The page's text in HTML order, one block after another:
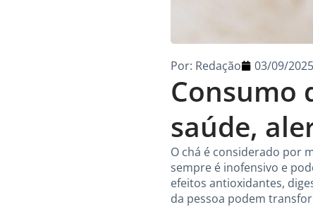
Consumo
saúde,
Por: Redação 03/09/2025
O chá é considerado por
sempre é inofensivo e
efeitos antioxidantes,
da pessoa podem